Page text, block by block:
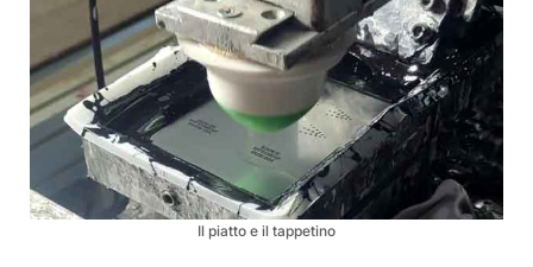
Il piatto e il tappetino